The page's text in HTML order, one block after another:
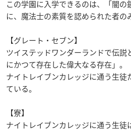
この学園に入学できるのは、「闇
に、魔法士の素質を認められた者の
【グレート・セブン】
ツイステッドワンダーランドで伝説
にかつて存在した偉大なる存在」。
ナイトレイブンカレッジに通う生徒
ている。
【寮】
ナイトレイブンカレッジに通う生徒